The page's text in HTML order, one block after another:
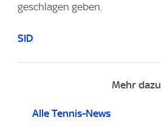
geschlagen geben.
SID
Mehr dazu
Alle Tennis-News